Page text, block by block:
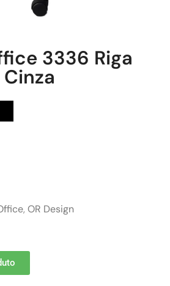
3336 Riga
, OR Design